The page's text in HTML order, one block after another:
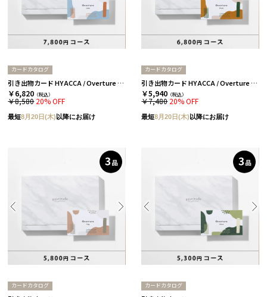
カードカタログ
引き出物カード HYACCA / Overture / 3品セレクト / レイク 【引き出物宅配】
￥6,820 （税込）
￥8,580 20% OFF
最短8月20日(木) 以降にお届け
カードカタログ
引き出物カード HYACCA / Overture / 3品セレクト / バーチ 【引き出物宅配】
￥5,940 （税込）
￥7,480 20% OFF
最短8月20日(木) 以降にお届け
カードカタログ カードカタログ